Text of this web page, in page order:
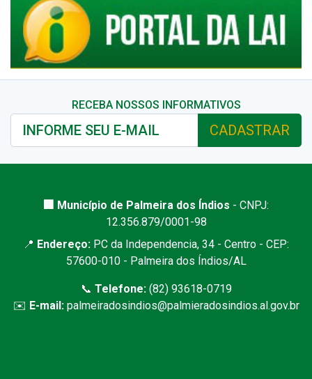
RECEBA NOSSOS INFORMATIVOS
CADASTRAR
🏢 Município de Palmeira dos Índios - CNPJ:
12.356.879/0001-98
📍 Endereço: PC da Independencia, 34 - Centro - CEP:
57600-010 - Palmeira dos Índios/AL
📞 Telefone:(82) 93618-0719
✉️ E-mail: palmeiradosindios@palmieradosindios.al.gov.br